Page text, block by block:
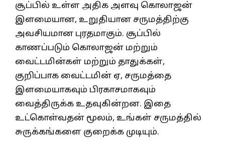
சூப்பில் உள்ள அதிக அளவு கொலாஜன்
இளமையான, உறுதியான சருமத்திற்கு
அவசியமான புரதமாகும். சூப்பில்
காணப்படும் கொலாஜன் மற்றும்
வைட்டமின்கள் மற்றும் தாதுக்கள்,
குறிப்பாக வைட்டமின் ஏ, சருமத்தை
இளமையாகவும் பிரகாசமாகவும்
வைத்திருக்க உதவுகின்றன. இதை
உட்கொள்வதன் மூலம், உங்கள் சருமத்தில்
சுருக்கங்களை குறைக்க முடியும்.